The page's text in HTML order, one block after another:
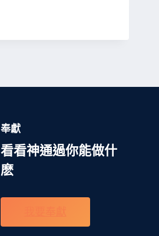
奉獻
看看神通過你能做什
麽